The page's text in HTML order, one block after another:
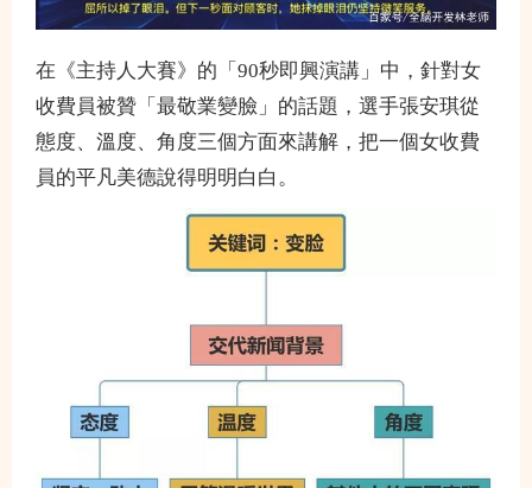
在《主持人大賽》的「90秒即興演講」中，針對女
收費員被贊「最敬業變臉」的話題，選手張安琪從
態度、溫度、角度三個方面來講解，把一個女收費
員的平凡美德說得明明白白。